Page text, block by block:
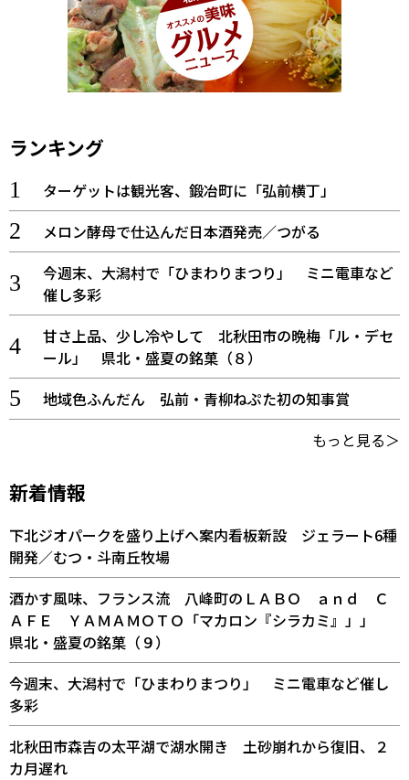
ランキング
ターゲットは観光客、鍛冶町に「弘前横丁」
メロン酵母で仕込んだ日本酒発売／つがる
今週末、大潟村で「ひまわりまつり」 ミニ電車など
催し多彩
甘さ上品、少し冷やして 北秋田市の晩梅「ル・デセ
ール」 県北・盛夏の銘菓（８）
地域色ふんだん 弘前・青柳ねぷた初の知事賞
もっと見る＞
新着情報
下北ジオパークを盛り上げへ案内看板新設 ジェラート6種
開発／むつ・斗南丘牧場
酒かす風味、フランス流 八峰町のＬＡＢＯ ａｎｄ Ｃ
ＡＦＥ ＹＡＭＡＭＯＴＯ「マカロン『シラカミ』」」
県北・盛夏の銘菓（９）
今週末、大潟村で「ひまわりまつり」 ミニ電車など催し
多彩
北秋田市森吉の太平湖で湖水開き 土砂崩れから復旧、２
カ月遅れ